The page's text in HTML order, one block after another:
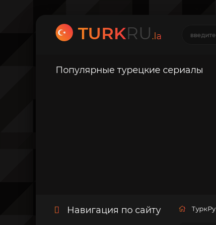
TURKRU .la
Популярные турецкие сериалы
Навигация по сайту ТуркРу